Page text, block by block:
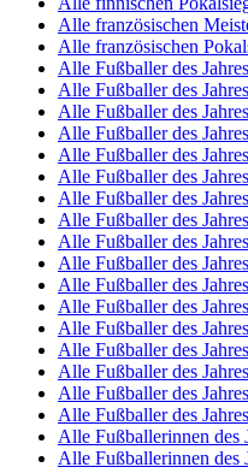
Alle französischen
Alle französischen
Alle Fußballer des
Alle Fußballer des
Alle Fußballer des
Alle Fußballer des
Alle Fußballer des
Alle Fußballer des
Alle Fußballer des
Alle Fußballer des
Alle Fußballer des
Alle Fußballer des
Alle Fußballer des
Alle Fußballer des
Alle Fußballer des
Alle Fußballer des
Alle Fußballer des
Alle Fußballer des
Alle Fußballer des
Alle Fußballerinnen des
Alle Fußballerinnen des